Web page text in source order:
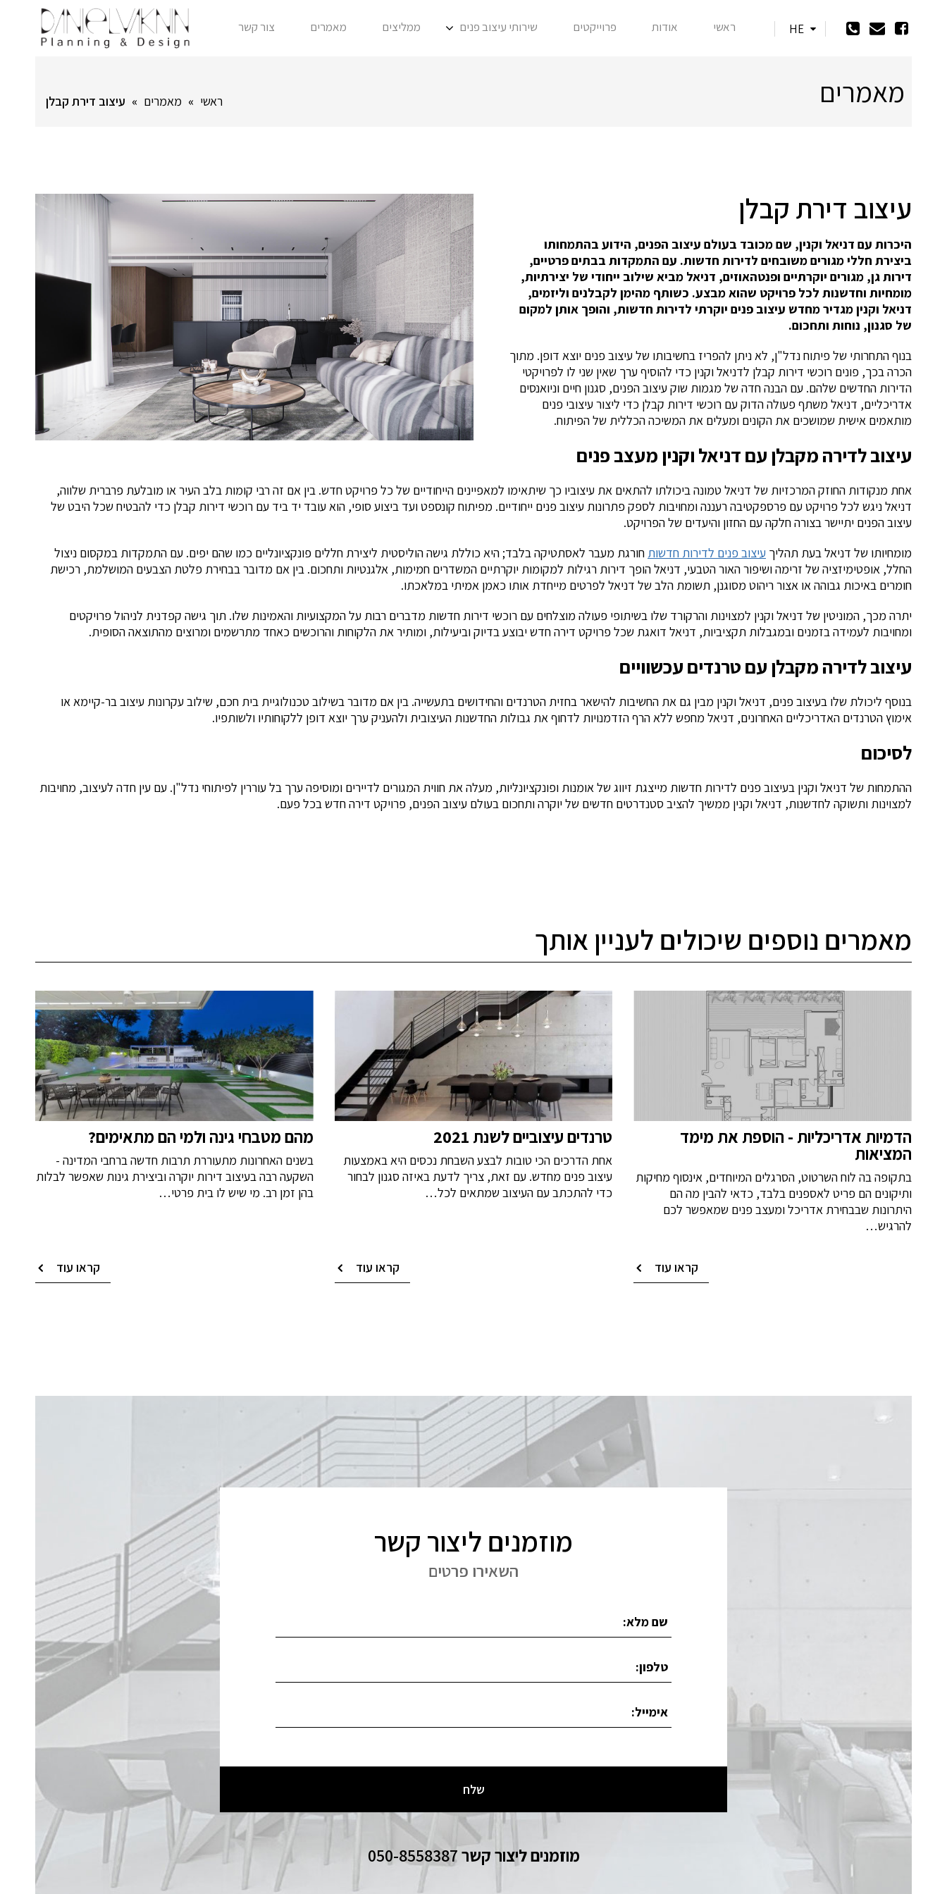
HE ראשי אודות פרוייקטים שירותי עיצוב פנים ממליצים מאמרים צור קשר
מאמרים ראשי » מאמרים » עיצוב דירת קבלן
עיצוב דירת קבלן
היכרות עם דניאל וקנין, שם מכובד בעולם עיצוב הפנים, הידוע בהתמחותו
ביצירת חללי מגורים משובחים לדירות חדשות. עם התמקדות בבתים פרטיים,
דירות גן, מגורים יוקרתיים ופנטהאוזים, דניאל מביא שילוב ייחודי של יצירתיות,
מומחיות וחדשנות לכל פרויקט שהוא מבצע. כשותף מהימן לקבלנים וליזמים,
דניאל וקנין מגדיר מחדש עיצוב פנים יוקרתי לדירות חדשות, והופך אותן למקום
של סגנון, נוחות ותחכום.
בנוף התחרותי של פיתוח נדל"ן, לא ניתן להפריז בחשיבותו של עיצוב פנים יוצא דופן. מתוך
הכרה בכך, פונים רוכשי דירות קבלן לדניאל וקנין כדי להוסיף ערך שאין שני לו לפרויקטי
הדירות החדשים שלהם. עם הבנה חדה של מגמות שוק עיצוב הפנים, סגנון חיים וניואנסים
אדריכליים, דניאל משתף פעולה הדוק עם רוכשי דירות קבלן כדי ליצור עיצובי פנים
מותאמים אישית שמושכים את הקונים ומעלים את המשיכה הכללית של הפיתוח.
עיצוב לדירה מקבלן עם דניאל וקנין מעצב פנים
אחת מנקודות החוזק המרכזיות של דניאל טמונה ביכולתו להתאים את עיצוביו כך שיתאימו למאפיינים הייחודיים של כל פרויקט חדש. בין אם זה רבי קומות בלב העיר או מובלעת פרברית שלווה,
דניאל ניגש לכל פרויקט עם פרספקטיבה רעננה ומחויבות לספק פתרונות עיצוב פנים ייחודיים. מפיתוח קונספט ועד ביצוע סופי, הוא עובד יד ביד עם רוכשי דירות קבלן כדי להבטיח שכל היבט של
עיצוב הפנים יתיישר בצורה חלקה עם החזון והיעדים של הפרויקט.
מומחיותו של דניאל בעת תהליך עיצוב פנים לדירות חדשות חורגת מעבר לאסתטיקה בלבד; היא כוללת גישה הוליסטית ליצירת חללים פונקציונליים כמו שהם יפים. עם התמקדות במקסום ניצול
החלל, אופטימיזציה של זרימה ושיפור האור הטבעי, דניאל הופך דירות רגילות למקומות יוקרתיים המשדרים חמימות, אלגנטיות ותחכום. בין אם מדובר בבחירת פלטת הצבעים המושלמת, רכישת
חומרים באיכות גבוהה או אצור ריהוט מסוגנן, תשומת הלב של דניאל לפרטים מייחדת אותו כאמן אמיתי במלאכתו.
יתרה מכך, המוניטין של דניאל וקנין למצוינות והרקורד שלו בשיתופי פעולה מוצלחים עם רוכשי דירות חדשות מדברים רבות על המקצועיות והאמינות שלו. תוך גישה קפדנית לניהול פרויקטים
ומחויבות לעמידה בזמנים ובמגבלות תקציביות, דניאל דואגת שכל פרויקט דירה חדש יבוצע בדיוק וביעילות, ומותיר את הלקוחות והרוכשים כאחד מתרשמים ומרוצים מהתוצאה הסופית.
עיצוב לדירה מקבלן עם טרנדים עכשוויים
בנוסף ליכולת שלו בעיצוב פנים, דניאל וקנין מבין גם את החשיבות להישאר בחזית הטרנדים והחידושים בתעשייה. בין אם מדובר בשילוב טכנולוגיית בית חכם, שילוב עקרונות עיצוב בר-קיימא או
אימוץ הטרנדים האדריכליים האחרונים, דניאל מחפש ללא הרף הזדמנויות לדחוף את גבולות החדשנות העיצובית ולהעניק ערך יוצא דופן ללקוחותיו ולשותפיו.
לסיכום
ההתמחות של דניאל וקנין בעיצוב פנים לדירות חדשות מייצגת זיווג של אומנות ופונקציונליות, מעלה את חווית המגורים לדיירים ומוסיפה ערך בל עוררין לפיתוחי נדל"ן. עם עין חדה לעיצוב, מחויבות
למצוינות ותשוקה לחדשנות, דניאל וקנין ממשיך להציב סטנדרטים חדשים של יוקרה ותחכום בעולם עיצוב הפנים, פרויקט דירה חדש בכל פעם.
מאמרים נוספים שיכולים לעניין אותך
הדמיות אדריכליות - הוספת את מימד
המציאות
בתקופה בה לוח השרטוט, הסרגלים המיוחדים, אינסוף מחיקות
ותיקונים הם פריט לאספנים בלבד, כדאי להבין מה הם
היתרונות שבבחירת אדריכל ומעצב פנים שמאפשר לכם
להרגיש…
קראו עוד
טרנדים עיצוביים לשנת 2021
אחת הדרכים הכי טובות לבצע השבחת נכסים היא באמצעות
עיצוב פנים מחדש. עם זאת, צריך לדעת באיזה סגנון לבחור
כדי להתכתב עם העיצוב שמתאים לכל…
קראו עוד
מהם מטבחי גינה ולמי הם מתאימים?
בשנים האחרונות מתעוררת תרבות חדשה ברחבי המדינה -
השקעה רבה בעיצוב דירות יוקרה וביצירת גינות שאפשר לבלות
בהן זמן רב. מי שיש לו בית פרטי…
קראו עוד
מוזמנים ליצור קשר
השאירו פרטים
מוזמנים ליצור קשר